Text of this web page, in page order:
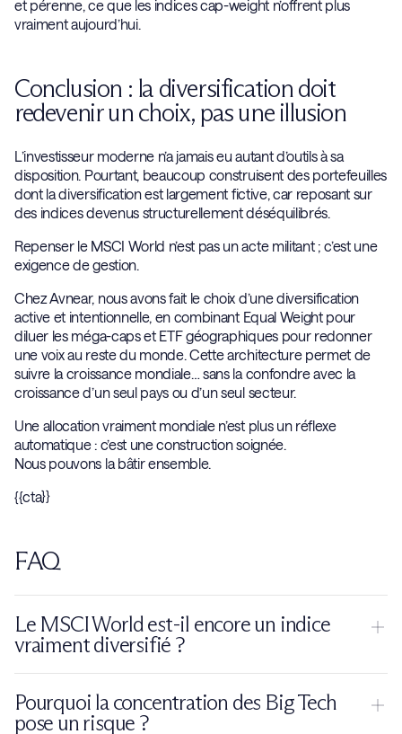
et pérenne, ce que les indices cap-weight n’offrent plus
vraiment aujourd’hui.
Conclusion : la diversification doit
redevenir un choix, pas une illusion
L’investisseur moderne n’a jamais eu autant d’outils à sa
disposition. Pourtant, beaucoup construisent des portefeuilles
dont la diversification est largement fictive, car reposant sur
des indices devenus structurellement déséquilibrés.
Repenser le MSCI World n’est pas un acte militant ; c’est une
exigence de gestion.
Chez Avnear, nous avons fait le choix d’une diversification
active et intentionnelle, en combinant Equal Weight pour
diluer les méga-caps et ETF géographiques pour redonner
une voix au reste du monde. Cette architecture permet de
suivre la croissance mondiale… sans la confondre avec la
croissance d’un seul pays ou d’un seul secteur.
Une allocation vraiment mondiale n’est plus un réflexe
automatique : c’est une construction soignée.
Nous pouvons la bâtir ensemble.
{{cta}}
FAQ
Le MSCI World est-il encore un indice
vraiment diversifié ?
dominé par les États-Unis, qui représentent environ 70 % de
Pourquoi la concentration des Big Tech
pose un risque ?